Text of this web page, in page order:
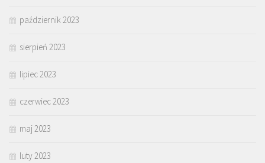
październik 2023
sierpień 2023
lipiec 2023
czerwiec 2023
maj 2023
luty 2023